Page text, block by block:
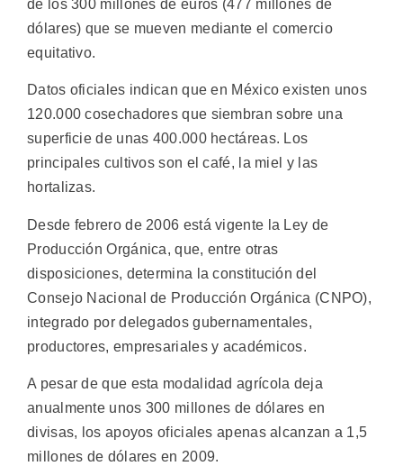
de los 300 millones de euros (477 millones de
dólares) que se mueven mediante el comercio
equitativo.
Datos oficiales indican que en México existen unos
120.000 cosechadores que siembran sobre una
superficie de unas 400.000 hectáreas. Los
principales cultivos son el café, la miel y las
hortalizas.
Desde febrero de 2006 está vigente la Ley de
Producción Orgánica, que, entre otras
disposiciones, determina la constitución del
Consejo Nacional de Producción Orgánica (CNPO),
integrado por delegados gubernamentales,
productores, empresariales y académicos.
A pesar de que esta modalidad agrícola deja
anualmente unos 300 millones de dólares en
divisas, los apoyos oficiales apenas alcanzan a 1,5
millones de dólares en 2009.